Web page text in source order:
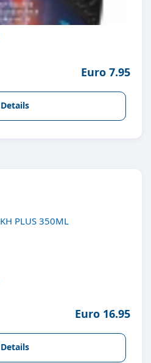
Euro 7.95
Details
Euro 16.95
Details